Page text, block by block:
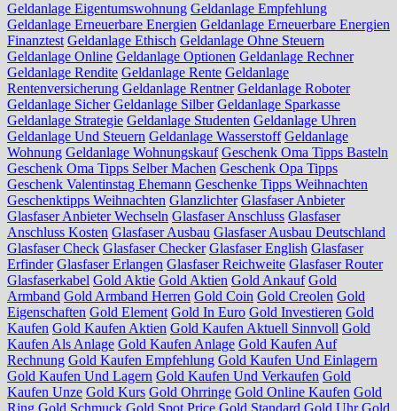
Geldanlage Eigentumswohnung Geldanlage Empfehlung
Geldanlage Erneuerbare Energien Geldanlage Erneuerbare Energien
Finanztest Geldanlage Ethisch Geldanlage Ohne Steuern
Geldanlage Online Geldanlage Optionen Geldanlage Rechner
Geldanlage Rendite Geldanlage Rente Geldanlage
Rentenversicherung Geldanlage Rentner Geldanlage Roboter
Geldanlage Sicher Geldanlage Silber Geldanlage Sparkasse
Geldanlage Strategie Geldanlage Studenten Geldanlage Uhren
Geldanlage Und Steuern Geldanlage Wasserstoff Geldanlage
Wohnung Geldanlage Wohnungskauf Geschenk Oma Tipps Basteln
Geschenk Oma Tipps Selber Machen Geschenk Opa Tipps
Geschenk Valentinstag Ehemann Geschenke Tipps Weihnachten
Geschenktipps Weihnachten Glanzlichter Glasfaser Anbieter
Glasfaser Anbieter Wechseln Glasfaser Anschluss Glasfaser
Anschluss Kosten Glasfaser Ausbau Glasfaser Ausbau Deutschland
Glasfaser Check Glasfaser Checker Glasfaser English Glasfaser
Erfinder Glasfaser Erlangen Glasfaser Reichweite Glasfaser Router
Glasfaserkabel Gold Aktie Gold Aktien Gold Ankauf Gold
Armband Gold Armband Herren Gold Coin Gold Creolen Gold
Eigenschaften Gold Element Gold In Euro Gold Investieren Gold
Kaufen Gold Kaufen Aktien Gold Kaufen Aktuell Sinnvoll Gold
Kaufen Als Anlage Gold Kaufen Anlage Gold Kaufen Auf
Rechnung Gold Kaufen Empfehlung Gold Kaufen Und Einlagern
Gold Kaufen Und Lagern Gold Kaufen Und Verkaufen Gold
Kaufen Unze Gold Kurs Gold Ohrringe Gold Online Kaufen Gold
Ring Gold Schmuck Gold Spot Price Gold Standard Gold Uhr Gold